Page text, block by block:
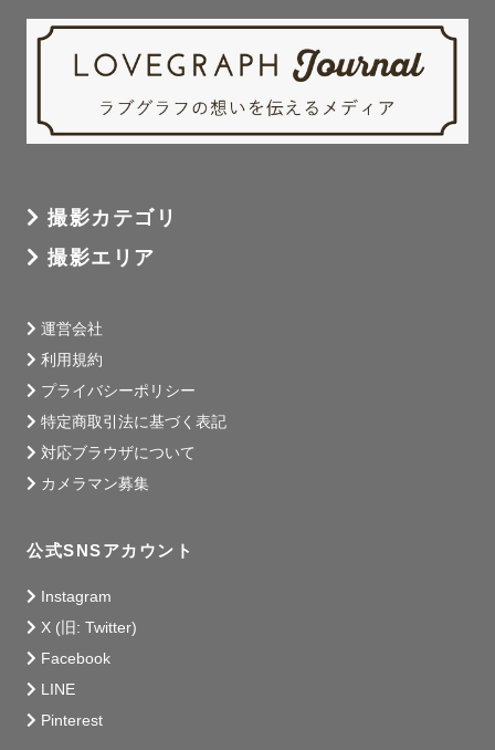
撮影カテゴリ
撮影エリア
運営会社
利用規約
プライバシーポリシー
特定商取引法に基づく表記
対応ブラウザについて
カメラマン募集
公式SNSアカウント
Instagram
X (旧: Twitter)
Facebook
LINE
Pinterest